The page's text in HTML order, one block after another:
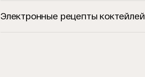
Электронные рецепты коктейлей